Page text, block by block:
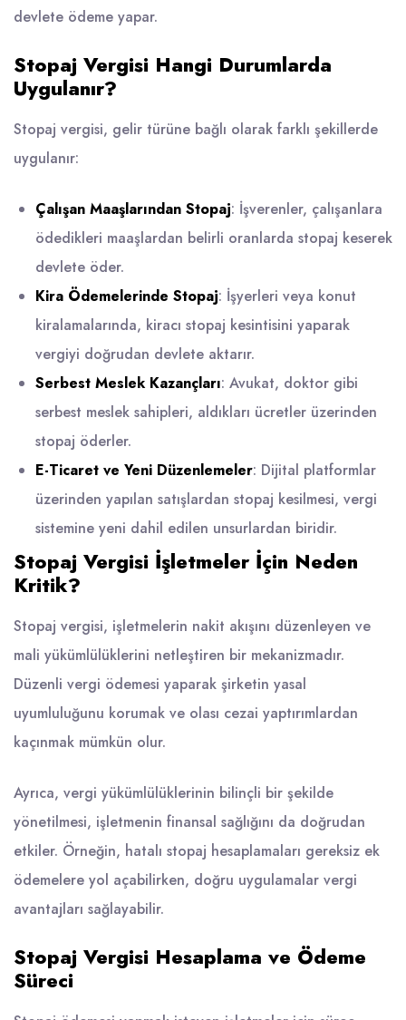
devlete ödeme yapar.
Stopaj Vergisi Hangi Durumlarda
Uygulanır?
Stopaj vergisi, gelir türüne bağlı olarak farklı şekillerde
uygulanır:
Çalışan Maaşlarından Stopaj: İşverenler, çalışanlara
ödedikleri maaşlardan belirli oranlarda stopaj keserek
devlete öder.
Kira Ödemelerinde Stopaj: İşyerleri veya konut
kiralamalarında, kiracı stopaj kesintisini yaparak
vergiyi doğrudan devlete aktarır.
Serbest Meslek Kazançları: Avukat, doktor gibi
serbest meslek sahipleri, aldıkları ücretler üzerinden
stopaj öderler.
E-Ticaret ve Yeni Düzenlemeler: Dijital platformlar
üzerinden yapılan satışlardan stopaj kesilmesi, vergi
sistemine yeni dahil edilen unsurlardan biridir.
Stopaj Vergisi İşletmeler İçin Neden
Kritik?
Stopaj vergisi, işletmelerin nakit akışını düzenleyen ve
mali yükümlülüklerini netleştiren bir mekanizmadır.
Düzenli vergi ödemesi yaparak şirketin yasal
uyumluluğunu korumak ve olası cezai yaptırımlardan
kaçınmak mümkün olur.
Ayrıca, vergi yükümlülüklerinin bilinçli bir şekilde
yönetilmesi, işletmenin finansal sağlığını da doğrudan
etkiler. Örneğin, hatalı stopaj hesaplamaları gereksiz ek
ödemelere yol açabilirken, doğru uygulamalar vergi
avantajları sağlayabilir.
Stopaj Vergisi Hesaplama ve Ödeme
Süreci